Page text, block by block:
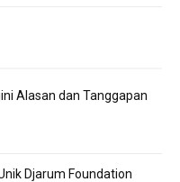
Alasan dan Tanggapan
Djarum Foundation